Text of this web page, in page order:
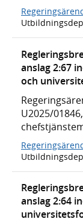
anslag 2:67
och
U2025/
anslag 2:64